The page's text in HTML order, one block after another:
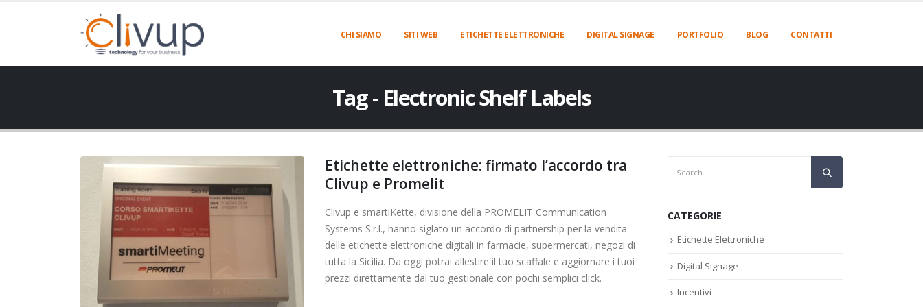
CHI SIAMO SITI WEB ETICHETTE ELETTRONICHE DIGITAL SIGNAGE PORTFOLIO BLOG CONTATTI
Tag - Electronic Shelf Labels
Etichette elettroniche: firmato l’accordo tra
Clivup e Promelit
Clivup e smartiKette, divisione della PROMELIT Communication
Systems S.r.l., hanno siglato un accordo di partnership per la vendita
delle etichette elettroniche digitali in farmacie, supermercati, negozi di
tutta la Sicilia. Da oggi potrai allestire il tuo scaffale e aggiornare i tuoi
prezzi direttamente dal tuo gestionale con pochi semplici click.
CATEGORIE
Etichette Elettroniche
Digital Signage
Incentivi